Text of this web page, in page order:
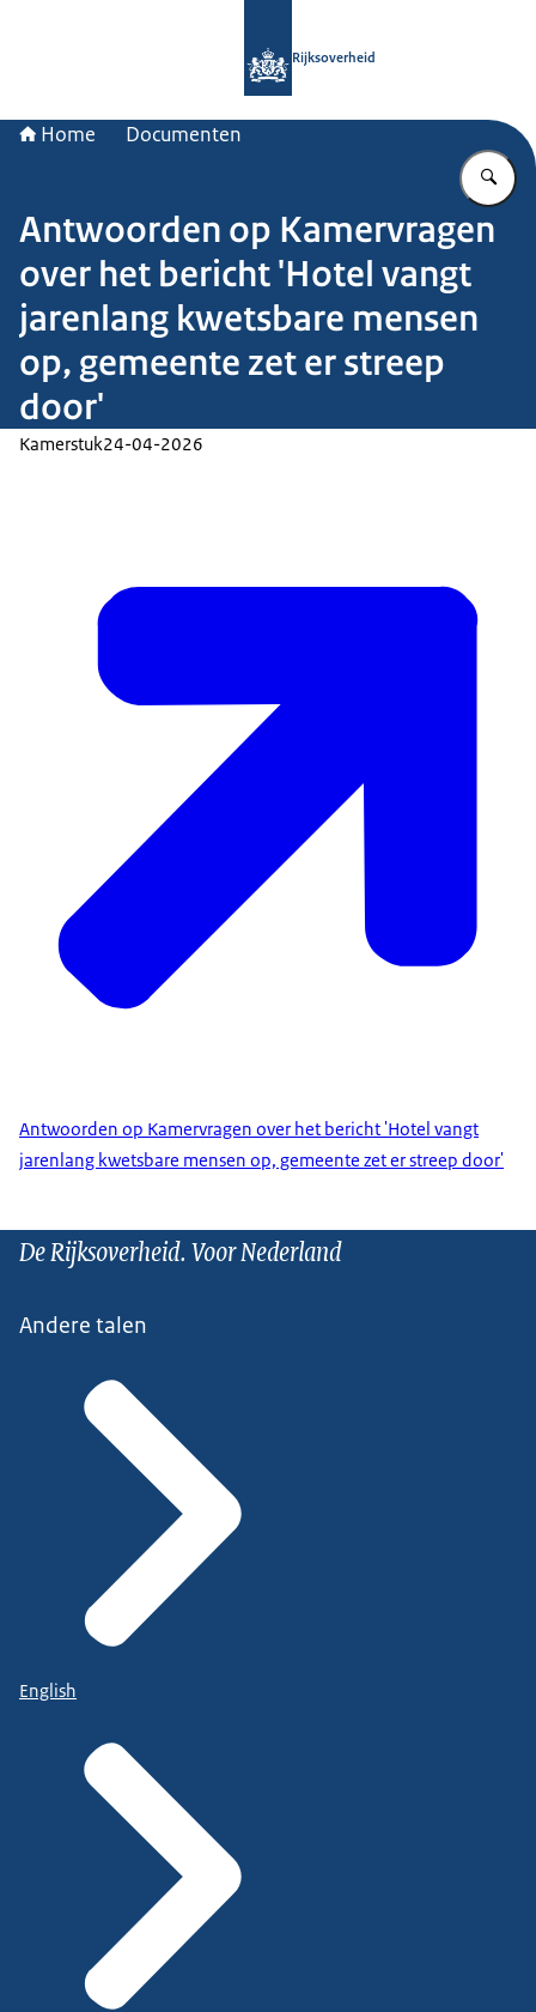
Rijksoverheid
Home Documenten
Antwoorden op Kamervragen
over het bericht 'Hotel vangt
jarenlang kwetsbare mensen
op, gemeente zet er streep
door'
Kamerstuk24-04-2026
Antwoorden op Kamervragen over het bericht 'Hotel vangt
jarenlang kwetsbare mensen op, gemeente zet er streep door'
De Rijksoverheid. Voor Nederland
Andere talen
English